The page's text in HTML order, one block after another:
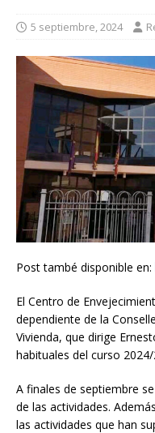
5 septiembre, 2024
Post també disponible en:
El Centro de
dependiente de la
Vivienda, que dirige
habituales del curso
A finales de septiembre
de las actividades.
las actividades que han